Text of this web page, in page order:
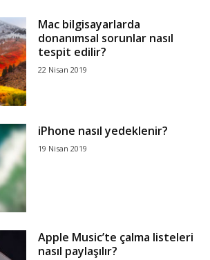
Mac bilgisayarlarda
donanımsal sorunlar nasıl
tespit edilir?
22 Nisan 2019
iPhone nasıl yedeklenir?
19 Nisan 2019
Apple Music’te çalma listeleri
nasıl paylaşılır?